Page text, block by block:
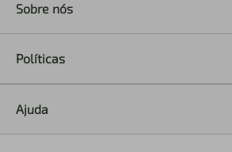
Sobre nós
Políticas
Ajuda